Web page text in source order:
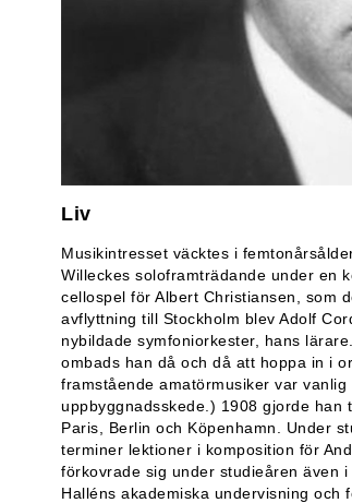
Liv
Musikintresset väcktes i
Willeckes soloframträdande under en
cellospel för Albert Christiansen, som
avflyttning till Stockholm blev Adolf
nybildade symfoniorkester, hans
ombads han då och då att hoppa in i
framstående amatörmusiker var
uppbyggnadsskede.) 1908 gjorde han
Paris, Berlin och Köpenhamn. Under
terminer lektioner i komposition för
förkovrade sig under studieåren även
Halléns akademiska undervisning och